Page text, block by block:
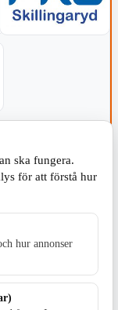
sedan 2002 ger
Värnamo.nu. Från
Gnosjö,
ska fungera.
för att förstå hur
hur annonser